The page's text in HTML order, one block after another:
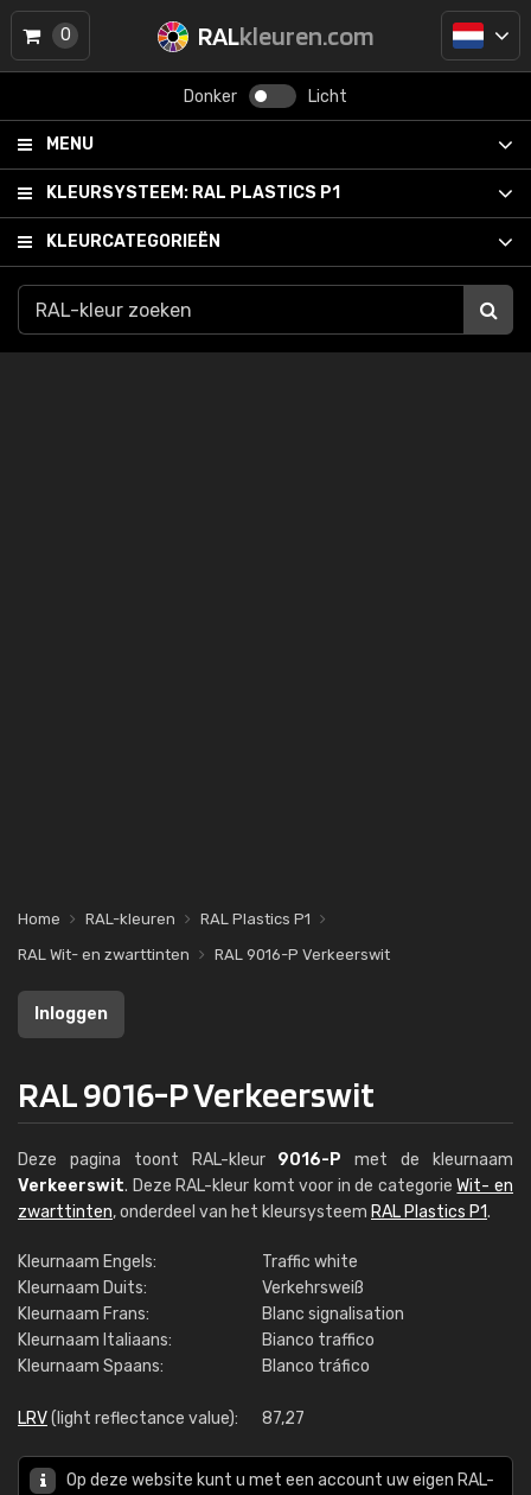
RALkleuren.com
Donker Licht
MENU
KLEURSYSTEEM: RAL PLASTICS P1
KLEURCATEGORIEËN
0
Home RAL-kleuren
RAL Plastics P1
RAL Wit- en zwarttinten
RAL 9016-P Verkeerswit
Inloggen
RAL 9016-P Verkeerswit
Deze pagina toont RAL-kleur 9016-P met de kleurnaam
Verkeerswit. Deze RAL-kleur komt voor in de categorieWit- en
zwarttinten, onderdeel van het kleursysteem RAL Plastics P1.
Kleurnaam Engels:
Traffic white
Kleurnaam Duits:
Verkehrsweiß
Kleurnaam Frans:
Blanc signalisation
Kleurnaam Italiaans:
Bianco traffico
Kleurnaam Spaans:
Blanco tráfico
LRV(light reflectance value): 87,27
Op deze website kunt u met een account uw eigen RAL-